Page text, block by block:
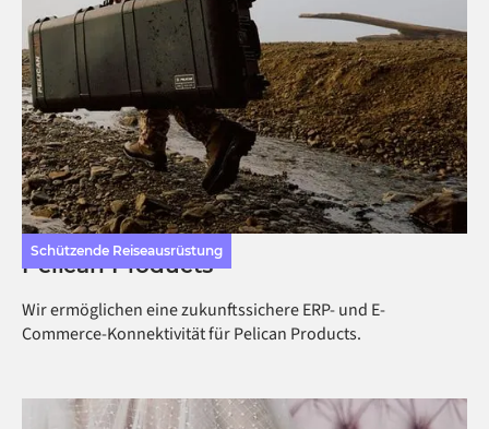
Schützende Reiseausrüstung
Pelican Products
Wir ermöglichen eine zukunftssichere ERP- und E-
Commerce-Konnektivität für Pelican Products.